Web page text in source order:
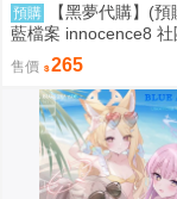
預購
【黑夢代購】(
藍檔案 innocence8 社
にこげんき 繪師:子野日
售價 265